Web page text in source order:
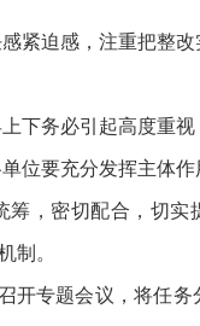
紧迫感，注重把整改
下务必引起高度重视
位要充分发挥主体
，密切配合，切实
制。
专题会议，将任务